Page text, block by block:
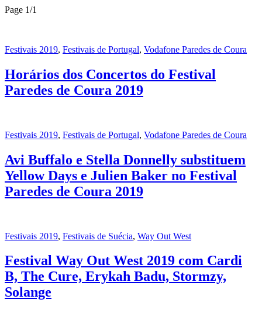
Page 1/1
Festivais 2019, Festivais de Portugal, Vodafone Paredes de Coura
Horários dos Concertos do Festival
Paredes de Coura 2019
Festivais 2019, Festivais de Portugal, Vodafone Paredes de Coura
Avi Buffalo e Stella Donnelly substituem
Yellow Days e Julien Baker no Festival
Paredes de Coura 2019
Festivais 2019, Festivais de Suécia, Way Out West
Festival Way Out West 2019 com Cardi
B, The Cure, Erykah Badu, Stormzy,
Solange